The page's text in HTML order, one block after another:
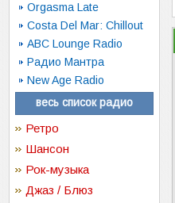
Orgasma Late
Costa Del Mar: Chillout
ABC Lounge Radio
Радио Мантра
New Age Radio
весь список радио
Ретро
Шансон
Рок-музыка
Джаз / Блюз